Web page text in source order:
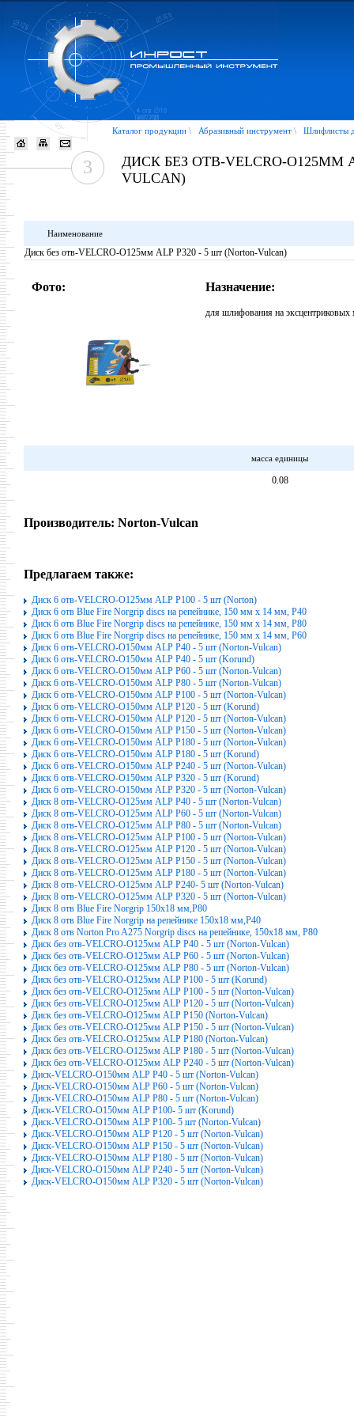
Каталог продукции \ Абразивный инструмент \ Шлифлисты
3
ДИСК БЕЗ ОТВ-VELCRO-O125ММ
VULCAN)
Наименование
Диск без отв-VELCRO-O125мм ALP P320 - 5 шт (Norton-Vulcan)
Фото: Назначение:
для шлифования на
масса единицы
0.08
Производитель: Norton-Vulcan
Предлагаем также:
Диск 6 отв-VELCRO-O125мм ALP P100 - 5 шт (Norton)
Диск 6 отв Blue Fire Norgrip discs на репейнике, 150 мм x 14 мм, P40
Диск 6 отв Blue Fire Norgrip discs на репейнике, 150 мм x 14 мм, P80
Диск 6 отв Blue Fire Norgrip discs на репейнике, 150 мм x 14 мм, P60
Диск 6 отв-VELCRO-O150мм ALP P40 - 5 шт (Norton-Vulcan)
Диск 6 отв-VELCRO-O150мм ALP P40 - 5 шт (Korund)
Диск 6 отв-VELCRO-O150мм ALP P60 - 5 шт (Norton-Vulcan)
Диск 6 отв-VELCRO-O150мм ALP P80 - 5 шт (Norton-Vulcan)
Диск 6 отв-VELCRO-O150мм ALP P100 - 5 шт (Norton-Vulcan)
Диск 6 отв-VELCRO-O150мм ALP P120 - 5 шт (Korund)
Диск 6 отв-VELCRO-O150мм ALP P120 - 5 шт (Norton-Vulcan)
Диск 6 отв-VELCRO-O150мм ALP P150 - 5 шт (Norton-Vulcan)
Диск 6 отв-VELCRO-O150мм ALP P180 - 5 шт (Norton-Vulcan)
Диск 6 отв-VELCRO-O150мм ALP P180 - 5 шт (Korund)
Диск 6 отв-VELCRO-O150мм ALP P240 - 5 шт (Norton-Vulcan)
Диск 6 отв-VELCRO-O150мм ALP P320 - 5 шт (Korund)
Диск 6 отв-VELCRO-O150мм ALP P320 - 5 шт (Norton-Vulcan)
Диск 8 отв-VELCRO-O125мм ALP P40 - 5 шт (Norton-Vulcan)
Диск 8 отв-VELCRO-O125мм ALP P60 - 5 шт (Norton-Vulcan)
Диск 8 отв-VELCRO-O125мм ALP P80 - 5 шт (Norton-Vulcan)
Диск 8 отв-VELCRO-O125мм ALP P100 - 5 шт (Norton-Vulcan)
Диск 8 отв-VELCRO-O125мм ALP P120 - 5 шт (Norton-Vulcan)
Диск 8 отв-VELCRO-O125мм ALP P150 - 5 шт (Norton-Vulcan)
Диск 8 отв-VELCRO-O125мм ALP P180 - 5 шт (Norton-Vulcan)
Диск 8 отв-VELCRO-O125мм ALP P240- 5 шт (Norton-Vulcan)
Диск 8 отв-VELCRO-O125мм ALP P320 - 5 шт (Norton-Vulcan)
Диск 8 отв Blue Fire Norgrip 150x18 мм,P80
Диск 8 отв Blue Fire Norgrip на репейнике 150x18 мм,P40
Диск 8 отв Norton Pro A275 Norgrip discs на репейнике, 150x18 мм, P80
Диск без отв-VELCRO-O125мм ALP P40 - 5 шт (Norton-Vulcan)
Диск без отв-VELCRO-O125мм ALP P60 - 5 шт (Norton-Vulcan)
Диск без отв-VELCRO-O125мм ALP P80 - 5 шт (Norton-Vulcan)
Диск без отв-VELCRO-O125мм ALP P100 - 5 шт (Korund)
Диск без отв-VELCRO-O125мм ALP P100 - 5 шт (Norton-Vulcan)
Диск без отв-VELCRO-O125мм ALP P120 - 5 шт (Norton-Vulcan)
Диск без отв-VELCRO-O125мм ALP P150 (Norton-Vulcan)
Диск без отв-VELCRO-O125мм ALP P150 - 5 шт (Norton-Vulcan)
Диск без отв-VELCRO-O125мм ALP P180 (Norton-Vulcan)
Диск без отв-VELCRO-O125мм ALP P180 - 5 шт (Norton-Vulcan)
Диск без отв-VELCRO-O125мм ALP P240 - 5 шт (Norton-Vulcan)
Диск-VELCRO-O150мм ALP P40 - 5 шт (Norton-Vulcan)
Диск-VELCRO-O150мм ALP P60 - 5 шт (Norton-Vulcan)
Диск-VELCRO-O150мм ALP P80 - 5 шт (Norton-Vulcan)
Диск-VELCRO-O150мм ALP P100- 5 шт (Korund)
Диск-VELCRO-O150мм ALP P100- 5 шт (Norton-Vulcan)
Диск-VELCRO-O150мм ALP P120 - 5 шт (Norton-Vulcan)
Диск-VELCRO-O150мм ALP P150 - 5 шт (Norton-Vulcan)
Диск-VELCRO-O150мм ALP P180 - 5 шт (Norton-Vulcan)
Диск-VELCRO-O150мм ALP P240 - 5 шт (Norton-Vulcan)
Диск-VELCRO-O150мм ALP P320 - 5 шт (Norton-Vulcan)